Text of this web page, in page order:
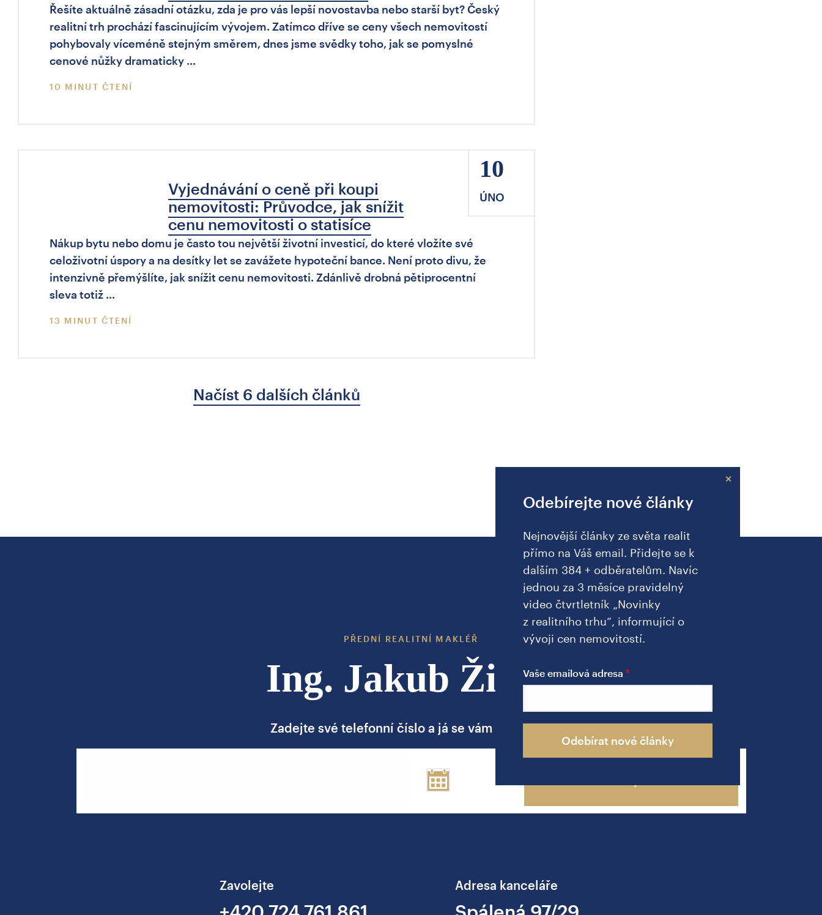
Řešíte aktuálně zásadní otázku, zda je pro vás lepší novostavba nebo starší byt? Český
realitní trh prochází fascinujícím vývojem. Zatímco dříve se ceny všech nemovitostí
pohybovaly víceméně stejným směrem, dnes jsme svědky toho, jak se pomyslné
cenové nůžky dramaticky …
10 MINUT ČTENÍ
10
ÚNO
Vyjednávání o ceně při koupi
nemovitosti: Průvodce, jak snížit
cenu nemovitosti o statisíce
Nákup bytu nebo domu je často tou největší životní investicí, do které vložíte své
celoživotní úspory a na desítky let se zavážete hypoteční bance. Není proto divu, že
intenzivně přemýšlíte, jak snížit cenu nemovitosti. Zdánlivě drobná pětiprocentní
sleva totiž …
13 MINUT ČTENÍ
Načíst 6 dalších článků
×
Odebírejte nové články
Nejnovější články ze světa realit
přímo na Váš email. Přidejte se k
dalším 384 + odběratelům. Navíc
jednou za 3 měsíce pravidelný
video čtvrtletník „Novinky
z realitního trhu“, informující o
vývoji cen nemovitostí.
Vaše emailová adresa
Odebírat nové články
PŘEDNÍ REALITNÍ MAKLÉŘ
Ing. Jakub Žižka
Zadejte své telefonní číslo a já se vám brzy ozvu
Zavolejte Adresa kanceláře